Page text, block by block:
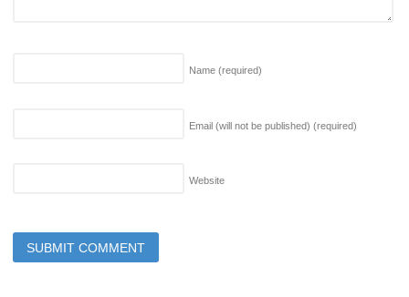
Name (required)
Email (will not be published) (required)
Website